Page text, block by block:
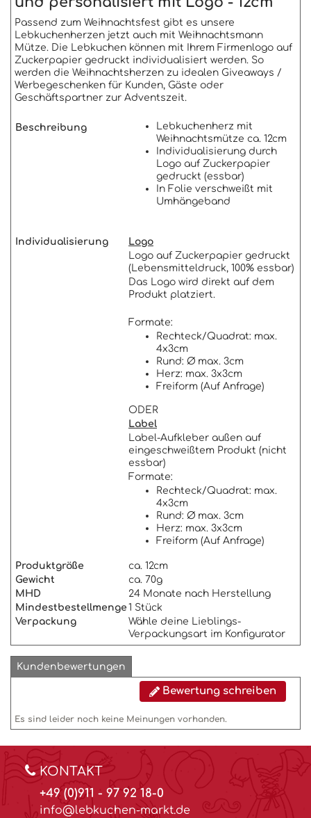
Passend zum Weihnachtsfest gibt es unsere
Lebkuchenherzen jetzt auch mit Weihnachtsmann
Mütze. Die Lebkuchen können mit Ihrem Firmenlogo auf
Zuckerpapier gedruckt individualisiert werden. So
werden die Weihnachtsherzen zu idealen Giveaways /
Werbegeschenken für Kunden, Gäste oder
Geschäftspartner zur Adventszeit.
Beschreibung
Lebkuchenherz mit
Weihnachtsmütze ca. 12cm
Individualisierung durch
Logo auf Zuckerpapier
gedruckt (essbar)
In Folie verschweißt mit
Umhängeband
Individualisierung
Logo
Logo auf Zuckerpapier gedruckt
(Lebensmitteldruck, 100% essbar)
Das Logo wird direkt auf dem
Produkt platziert.
Formate:
Rechteck/Quadrat: max.
4x3cm
Rund: Ø max. 3cm
Herz: max. 3x3cm
Freiform (Auf Anfrage)
ODER
Label
Label-Aufkleber außen auf
eingeschweißtem Produkt (nicht
essbar)
Formate:
Rechteck/Quadrat: max.
4x3cm
Rund: Ø max. 3cm
Herz: max. 3x3cm
Freiform (Auf Anfrage)
Produktgröße
ca. 12cm
Gewicht
ca. 70g
MHD
24 Monate nach Herstellung
Mindestbestellmenge 1 Stück
Verpackung
Wähle deine Lieblings-
Verpackungsart im Konfigurator
Kundenbewertungen
Bewertung schreiben
Es sind leider noch keine Meinungen vorhanden.
KONTAKT
+49 (0)911 - 97 92 18-0
info@lebkuchen-markt.de